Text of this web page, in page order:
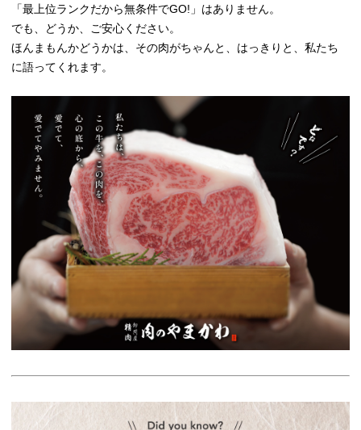
「最上位ランクだから無条件でGO!」はありません。
でも、どうか、ご安心ください。
ほんまもんかどうかは、その肉がちゃんと、はっきりと、私たち
に語ってくれます。